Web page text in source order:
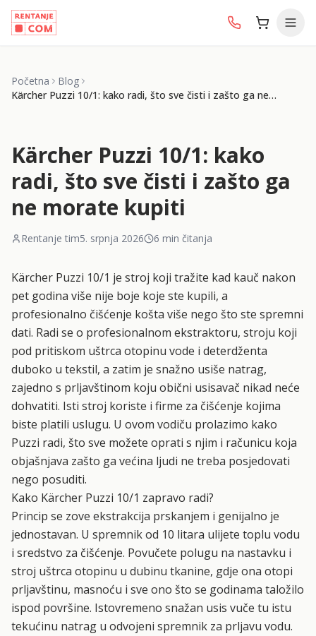
Početna
Blog
Kärcher Puzzi 10/1: kako radi, što sve čisti i zašto ga ne
Kärcher Puzzi 10/1: kako
radi, što sve čisti i zašto ga
ne morate kupiti
Rentanje tim5. srpnja 2026 6 min čitanja
Kärcher Puzzi 10/1 je stroj koji tražite kad kauč nakon
pet godina više nije boje koje ste kupili, a
profesionalno čišćenje košta više nego što ste spremni
dati. Radi se o profesionalnom ekstraktoru, stroju koji
pod pritiskom uštrca otopinu vode i deterdženta
duboko u tekstil, a zatim je snažno usiše natrag,
zajedno s prljavštinom koju obični usisavač nikad neće
dohvatiti. Isti stroj koriste i firme za čišćenje kojima
biste platili uslugu. U ovom vodiču prolazimo kako
Puzzi radi, što sve možete oprati s njim i računicu koja
objašnjava zašto ga većina ljudi ne treba posjedovati
nego posuditi.
Kako Kärcher Puzzi 10/1 zapravo radi?
Princip se zove ekstrakcija prskanjem i genijalno je
jednostavan. U spremnik od 10 litara ulijete toplu vodu
i sredstvo za čišćenje. Povučete polugu na nastavku i
stroj uštrca otopinu u dubinu tkanine, gdje ona otopi
prljavštinu, masnoću i sve ono što se godinama taložilo
ispod površine. Istovremeno snažan usis vuče tu istu
tekućinu natrag u odvojeni spremnik za prljavu vodu.